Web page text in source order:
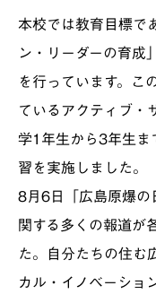
本校では教育目標で
ン・リーダーの育成
を行っています。こ
ているアクティブ・
学1年生から3年生ま
習を実施しました。
8月6日「広島原爆の
関する多くの報道が
た。自分たちの住む
カル・イノベーショ